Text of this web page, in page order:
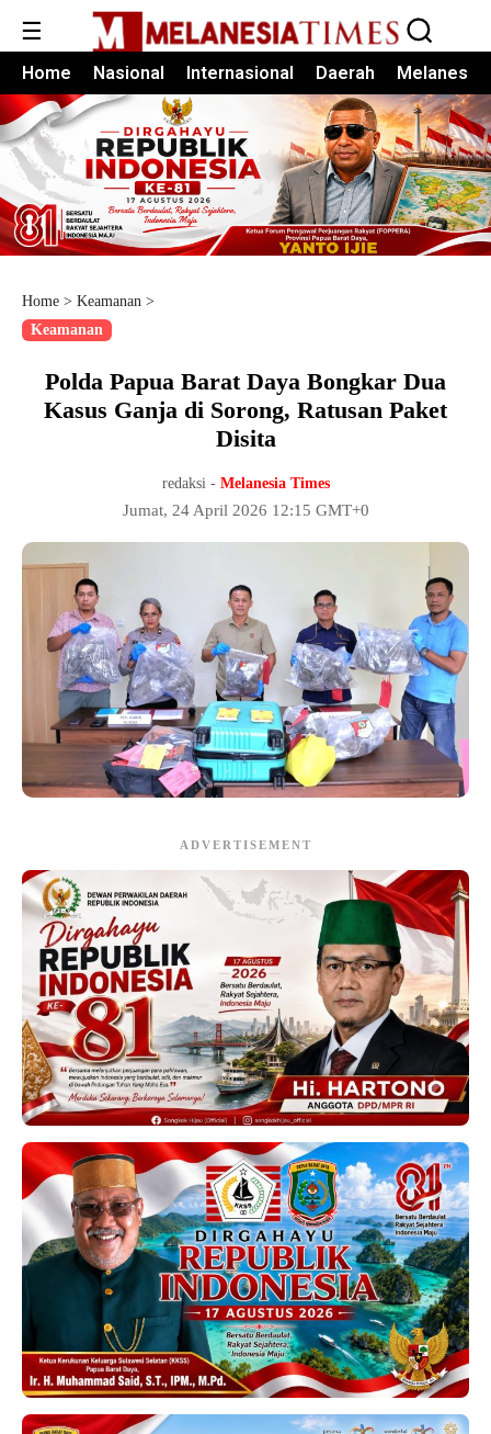
☰
Home Nasional Internasional Daerah Melanesia
Home > Keamanan >
Keamanan
Polda Papua Barat Daya Bongkar Dua
Kasus Ganja di Sorong, Ratusan Paket
Disita
redaksi - Melanesia Times
Jumat, 24 April 2026 12:15 GMT+0
ADVERTISEMENT